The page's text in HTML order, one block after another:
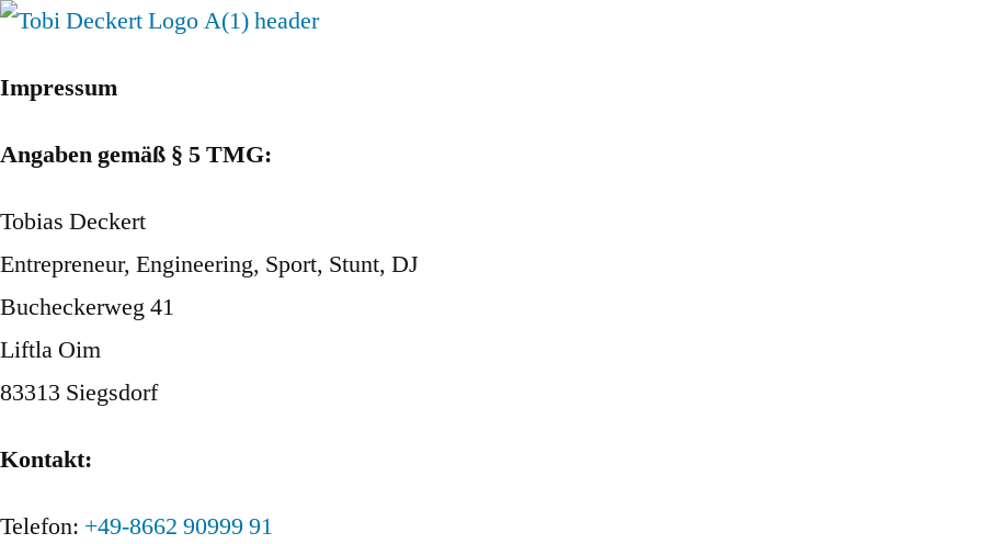
Impressum
Angaben gemäß § 5 TMG:
Tobias Deckert
Entrepreneur, Engineering, Sport, Stunt, DJ
Bucheckerweg 41
Liftla Oim
83313 Siegsdorf
Kontakt:
Telefon: +49-8662 90999 91